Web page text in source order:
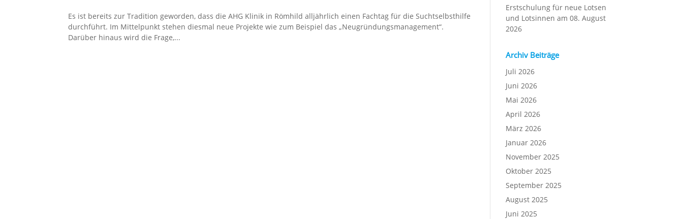
Es ist bereits zur Tradition geworden, dass die AHG Klinik in Römhild alljährlich einen Fachtag für die Suchtselbsthilfe
durchführt. Im Mittelpunkt stehen diesmal neue Projekte wie zum Beispiel das „Neugründungsmanagement“.
Darüber hinaus wird die Frage,...
Erstschulung für neue Lotsen
und Lotsinnen am 08. August
2026
Archiv Beiträge
Juli 2026
Juni 2026
Mai 2026
April 2026
März 2026
Januar 2026
November 2025
Oktober 2025
September 2025
August 2025
Juni 2025